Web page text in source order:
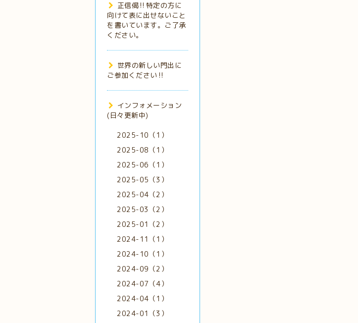
正信偈‼️特定の方に
向けて表に出せないこと
を書いています。ご了承
ください。
世界の新しい門出に
ご参加ください‼️
インフォメーション
(日々更新中)
2025-10（1）
2025-08（1）
2025-06（1）
2025-05（3）
2025-04（2）
2025-03（2）
2025-01（2）
2024-11（1）
2024-10（1）
2024-09（2）
2024-07（4）
2024-04（1）
2024-01（3）